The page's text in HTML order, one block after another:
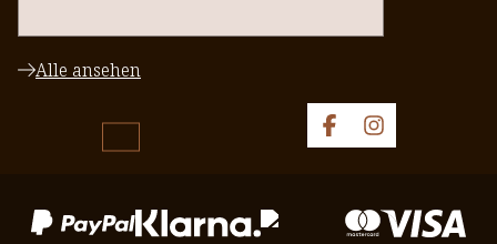
Alle ansehen